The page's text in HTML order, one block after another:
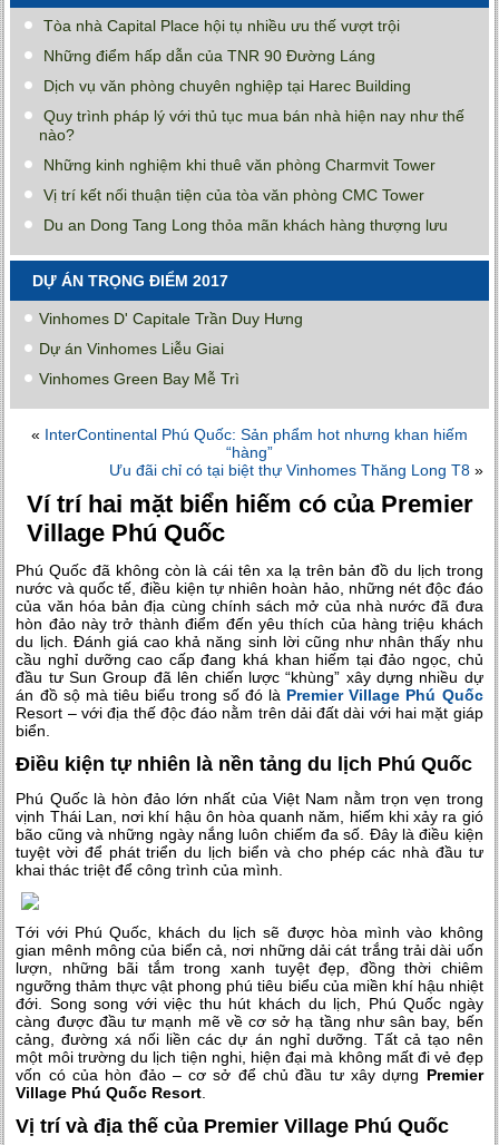
Tòa nhà Capital Place hội tụ nhiều ưu thế vượt trội
Những điểm hấp dẫn của TNR 90 Đường Láng
Dịch vụ văn phòng chuyên nghiệp tại Harec Building
Quy trình pháp lý với thủ tục mua bán nhà hiện nay như thế
nào?
Những kinh nghiệm khi thuê văn phòng Charmvit Tower
Vị trí kết nối thuận tiện của tòa văn phòng CMC Tower
Du an Dong Tang Long thỏa mãn khách hàng thượng lưu
DỰ ÁN TRỌNG ĐIỂM 2017
Vinhomes D' Capitale Trần Duy Hưng
Dự án Vinhomes Liễu Giai
Vinhomes Green Bay Mễ Trì
« InterContinental Phú Quốc: Sản phẩm hot nhưng khan hiếm
“hàng”
Ưu đãi chỉ có tại biệt thự Vinhomes Thăng Long T8»
Ví trí hai mặt biển hiếm có của Premier
Village Phú Quốc
Phú Quốc đã không còn là cái tên xa lạ trên bản đồ du lịch trong
nước và quốc tế, điều kiện tự nhiên hoàn hảo, những nét độc đáo
của văn hóa bản địa cùng chính sách mở của nhà nước đã đưa
hòn đảo này trở thành điểm đến yêu thích của hàng triệu khách
du lịch. Đánh giá cao khả năng sinh lời cũng như nhân thấy nhu
cầu nghỉ dưỡng cao cấp đang khá khan hiếm tại đảo ngọc, chủ
đầu tư Sun Group đã lên chiến lược “khùng” xây dựng nhiều dự
án đồ sộ mà tiêu biểu trong số đó là Premier Village Phú Quốc
Resort – với địa thế độc đáo nằm trên dải đất dài với hai mặt giáp
biển.
Điều kiện tự nhiên là nền tảng du lịch Phú Quốc
Phú Quốc là hòn đảo lớn nhất của Việt Nam nằm trọn vẹn trong
vịnh Thái Lan, nơi khí hậu ôn hòa quanh năm, hiếm khi xảy ra gió
bão cũng và những ngày nắng luôn chiếm đa số. Đây là điều kiện
tuyệt vời để phát triển du lịch biển và cho phép các nhà đầu tư
khai thác triệt để công trình của mình.
Tới với Phú Quốc, khách du lịch sẽ được hòa mình vào không
gian mênh mông của biển cả, nơi những dải cát trắng trải dài uốn
lượn, những bãi tắm trong xanh tuyệt đẹp, đồng thời chiêm
ngưỡng thảm thực vật phong phú tiêu biểu của miền khí hậu nhiệt
đới. Song song với việc thu hút khách du lịch, Phú Quốc ngày
càng được đầu tư mạnh mẽ về cơ sở hạ tầng như sân bay, bến
cảng, đường xá nối liền các dự án nghỉ dưỡng. Tất cả tạo nên
một môi trường du lịch tiện nghi, hiện đại mà không mất đi vẻ đẹp
vốn có của hòn đảo – cơ sở để chủ đầu tư xây dựng Premier
Village Phú Quốc Resort.
Vị trí và địa thế của Premier Village Phú Quốc